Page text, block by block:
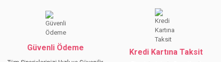
Ürün fiyatı diğer sitelerden daha pahalı.
Bu ürüne benzer farklı alternatifler olmalı.
Güvenli Ödeme Kredi Kartına Taksit